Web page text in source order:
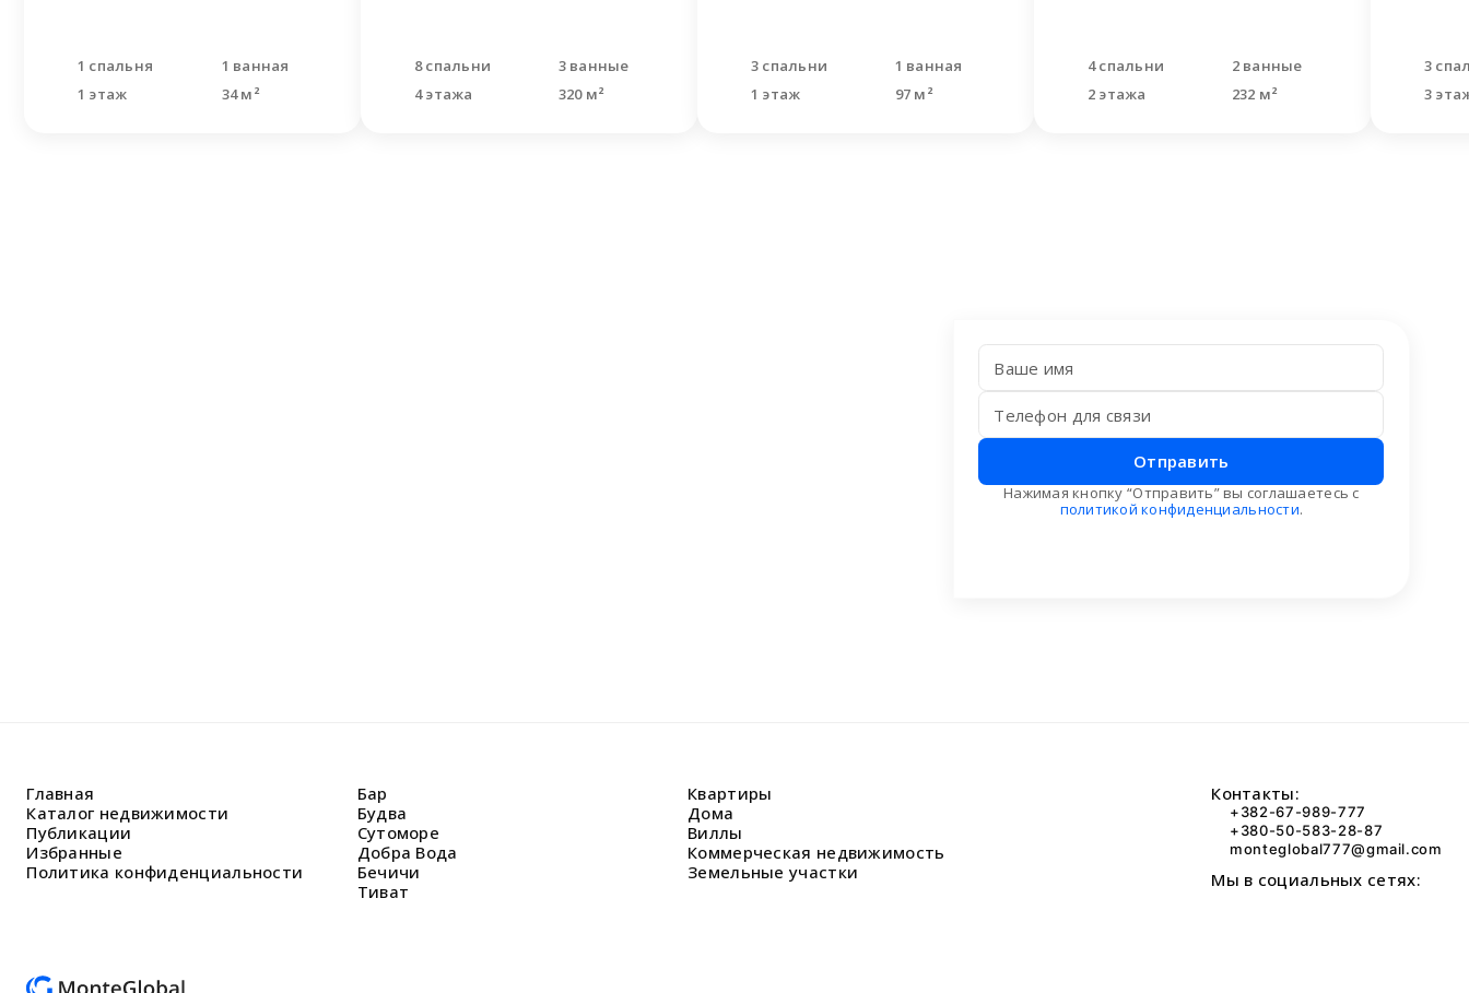
1 спальня
1 ванная
1 этаж
34 м²
8 спальни
3 ванные
4 этажа
320 м²
3 спальни
1 ванная
1 этаж
97 м²
4 спальни
2 ванные
2 этажа
232 м²
3
3
Отправить
Нажимая кнопку “Отправить” вы соглашаетесь с
политикой конфиденциальности.
Главная
Каталог недвижимости
Публикации
Избранные
Политика конфиденциальности
Бар
Будва
Сутоморе
Добра Вода
Бечичи
Тиват
Квартиры
Дома
Виллы
Коммерческая недвижимость
Земельные участки
Контакты:
+382-67-989-777
+380-50-583-28-87
monteglobal777@gmail.com
Мы в социальных сетях: